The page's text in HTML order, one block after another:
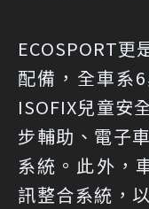
ECOSPORT更
配備，全車系
ISOFIX兒童安
步輔助、電子
系統。此外，
訊整合系統，